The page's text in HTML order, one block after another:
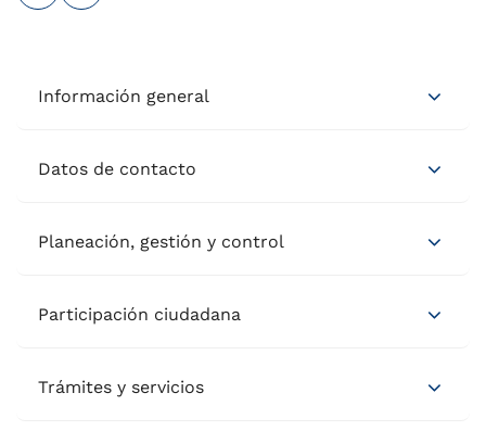
Información general
Datos de contacto
Planeación, gestión y control
Participación ciudadana
Trámites y servicios